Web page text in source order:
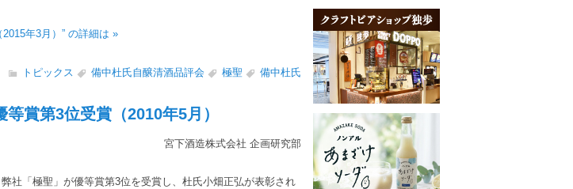
年3月）” の詳細は »
トピックス 備中杜氏自醸清酒品評会 極聖 備中杜氏
賞第3位受賞（2010年5月）
宮下酒造株式会社 企画研究部
社「極聖」が優等賞第3位を受賞し、杜氏小畑正弘が表彰され